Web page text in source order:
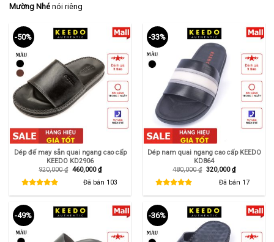
Mường Nhé nói riêng
-50%
Dép đế may sẵn quai ngang cao cấp
KEEDO KD2906
920,000₫ Giá
460,000₫Giá
hiện
tại
Đã bán 103
-33%
Dép nam quai ngang cao cấp KEEDO
KD864
480,000₫ Giá
320,000₫Giá
hiện
tại
Đã bán 17
-49% -36%